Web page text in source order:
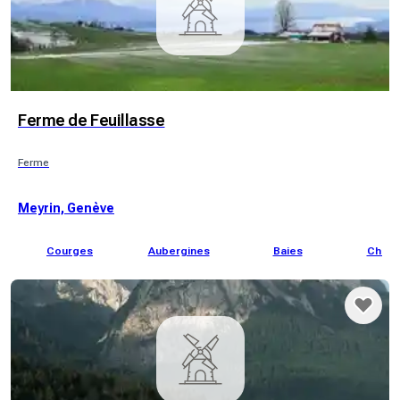
Ferme de Feuillasse
Ferme
Meyrin, Genève
Courges Aubergines Baies Chou